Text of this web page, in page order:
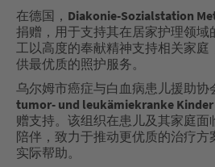
在德国， Diakonie-Sozialstation
捐赠，用于支持其在居家护理领域
工以高度的奉献精神支持相关家庭
供最优质的照护服务。
乌尔姆市癌症与白血病患儿援助协
tumor- und leukämiekranke Kinder
赠支持。该组织在患儿及其家庭面
陪伴，致力于推动更优质的治疗方
实际帮助。